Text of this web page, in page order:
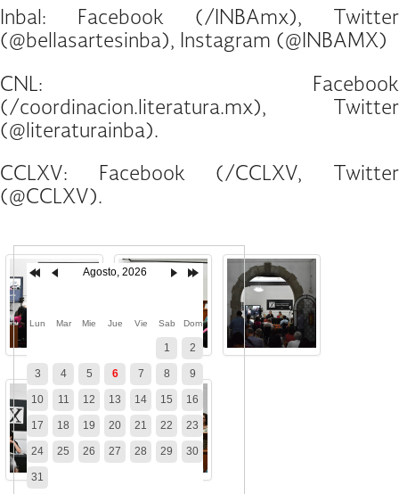
Inbal: Facebook (/INBAmx), Twitter
(@bellasartesinba), Instagram (@INBAMX)
CNL: Facebook
(/coordinacion.literatura.mx), Twitter
(@literaturainba).
CCLXV: Facebook (/CCLXV, Twitter
(@CCLXV).
Agosto, 2026
Lun Mar Mie Jue Vie Sab Dom
1 2
3 4 5 6 7 8 9
10 11 12 13 14 15 16
17 18 19 20 21 22 23
24 25 26 27 28 29 30
31